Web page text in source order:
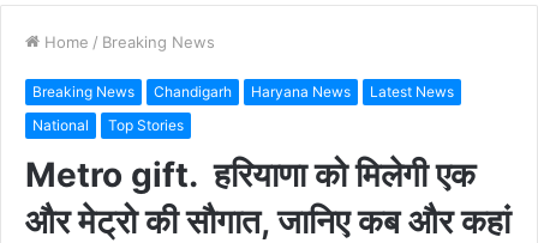
Home / Breaking News
Breaking News Chandigarh Haryana News
Latest News
National
Top Stories
Metro gift. हरियाणा को मिलेगी एक
और मेट्रो की सौगात, जानिए कब और कहां